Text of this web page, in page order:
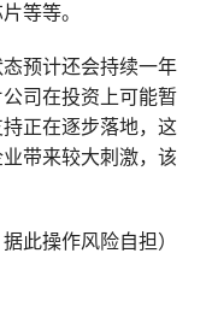
等等。
预计还会持续一年
司在投资上可能暂
正在逐步落地，这
带来较大刺激，该
此操作风险自担）